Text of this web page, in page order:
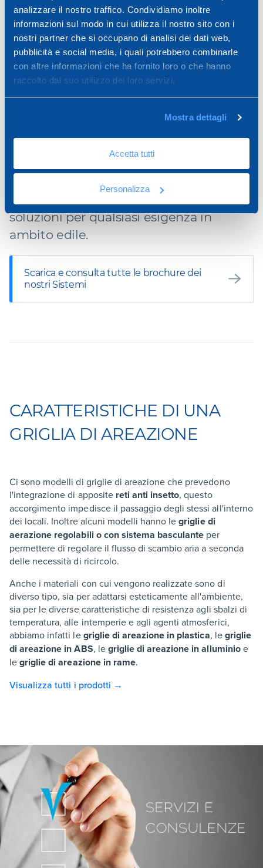
analizzare il nostro traffico. Condividiamo inoltre
informazioni sul modo in cui utilizza il nostro sito con i
nostri partner che si occupano di analisi dei dati web,
pubblicità e social media, i quali potrebbero combinarle
con altre informazioni che ha fornito loro o che hanno
raccolto dal suo utilizzo dei loro servizi.
Mostra dettagli
Accetta tutti
Personalizza
Griglia Universale Griglia Fissa Tonda
APPROFONDIMENTI
nostri sistemi, un vero concentrato di
soluzioni per qualsiasi esigenza in
ambito edile.
Scarica e consulta tutte le brochure dei
nostri Sistemi
CARATTERISTICHE DI UNA
GRIGLIA DI AREAZIONE
Ci sono modelli di griglie di areazione che prevedono
l'integrazione di apposite reti anti insetto, questo
accorgimento impedisce il passaggio degli stessi all'interno
dei locali. Inoltre alcuni modelli hanno legriglie di
aerazione regolabili o con sistema basculante per
permettere di regolare il flusso di scambio aria a seconda
delle necessità di ricircolo.
Anche i materiali con cui vengono realizzate sono di
diverso tipo, sia per adattarsi esteticamente all'ambiente,
sia per le diverse caratteristiche di resistenza agli sbalzi di
temperatura, alle intemperie e agli agenti atmosferici,
abbiamo infatti legriglie di areazione in plastica, legriglie
di areazione in ABS, legriglie di areazione in alluminioe
legriglie di areazione in rame.
Visualizza tutti i prodotti →